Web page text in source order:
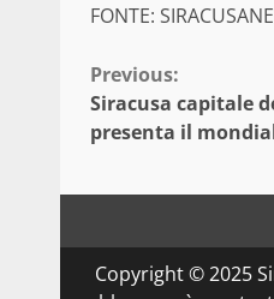
FONTE:
Continue
Reading
Previous:
Siracusa capitale
presenta il
Copyright © 2025